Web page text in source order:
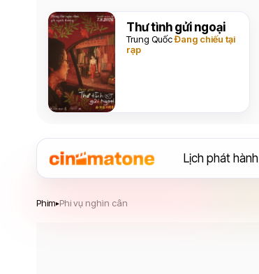
Thư tình gửi ngoại
Trung QuốcĐang chiếu tại
rạp
Lịch phát hành
Phim▸Phi vụ nghìn cân